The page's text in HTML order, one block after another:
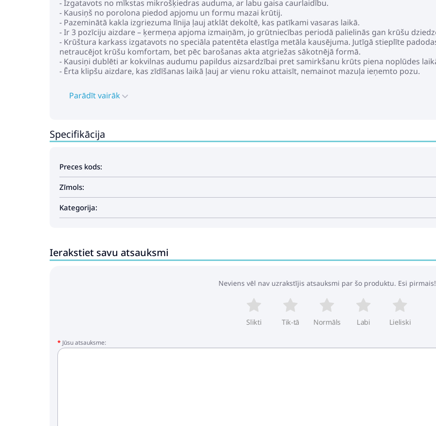
- Izgatavots no mīkstas mikrošķiedras auduma, ar labu gaisa caurlaidību.
- Kausiņš no porolona piedod apjomu un formu mazai krūtij.
- Pazeminātā kakla izgriezuma līnija ļauj atklāt dekoltē, kas patīkami vasaras laikā.
- Ir 3 pozīciju aizdare – ķermeņa apjoma izmaiņām, jo grūtniecības periodā palielinās gan krūšu
- Krūštura karkass izgatavots no speciāla patentēta elastīga metāla kausējuma. Jutīgā stieplīte
netraucējot krūšu komfortam, bet pēc barošanas akta atgriežas sākotnējā formā.
- Kausiņi dublēti ar kokvilnas audumu papildus aizsardzībai pret samirkšanu krūts piena noplūdes
- Ērta klipšu aizdare, kas zīdīšanas laikā ļauj ar vienu roku attaisīt, nemainot mazuļa ieņemto pozu.
Parādīt vairāk
Specifikācija
Preces kods:
Zīmols:
Kategorija:
Ierakstiet savu atsauksmi
Neviens vēl nav uzrakstījis atsauksmi par šo produktu. Esi pirmais!
Slikti Tik-tā Normāls Labi Lieliski
Jūsu atsauksme: